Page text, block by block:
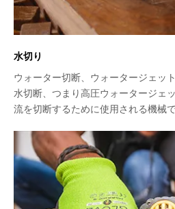
水切り
ウォーター切断、ウォータージェッ
水切断、つまり高圧ウォータージェ
流を切断するために使用される機械